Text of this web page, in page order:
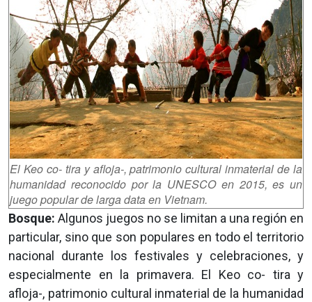
El Keo co- tira y afloja-, patrimonio cultural inmaterial de la
humanidad reconocido por la UNESCO en 2015, es un
juego popular de larga data en Vietnam.
Bosque: Algunos juegos no se limitan a una región en
particular, sino que son populares en todo el territorio
nacional durante los festivales y celebraciones, y
especialmente en la primavera. El Keo co- tira y
afloja-, patrimonio cultural inmaterial de la humanidad